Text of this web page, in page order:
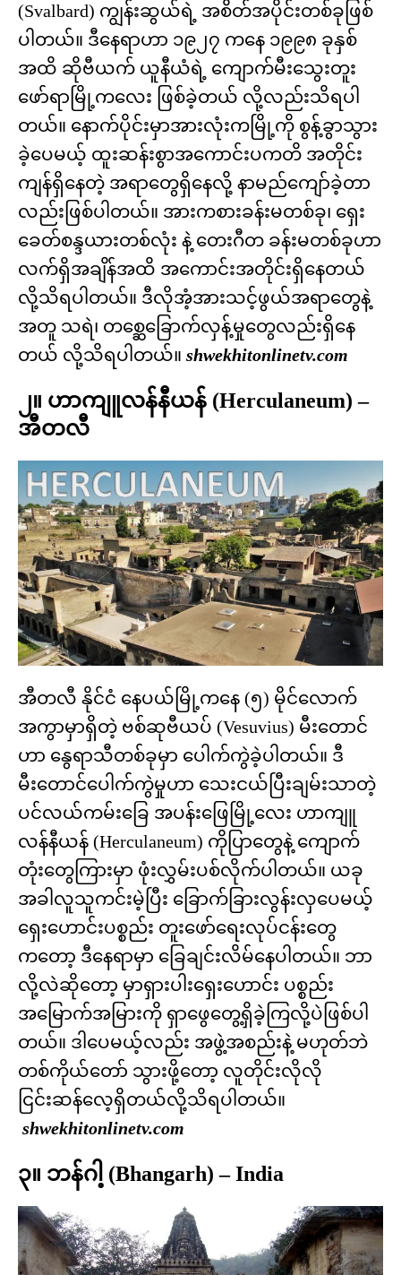
(Svalbard) ကျွန်းဆွယ်ရဲ့ အစိတ်အပိုင်းတစ်ခုဖြစ်
ပါတယ်။ ဒီနေရာဟာ ၁၉၂၇ ကနေ ၁၉၉၈ ခုနှစ်
အထိ ဆိုဗီယက် ယူနီယံရဲ့ ကျောက်မီးသွေးတူး
ဖော်ရာမြို့ကလေး ဖြစ်ခဲ့တယ် လို့လည်းသိရပါ
တယ်။ နောက်ပိုင်းမှာအားလုံးကမြို့ကို စွန့်ခွာသွား
ခဲ့ပေမယ့် ထူးဆန်းစွာအကောင်းပကတိ အတိုင်း
ကျန်ရှိနေတဲ့ အရာတွေရှိနေလို့ နာမည်ကျော်ခဲ့တာ
လည်းဖြစ်ပါတယ်။ အားကစားခန်းမတစ်ခု၊ ရှေး
ခေတ်စန္ဒယားတစ်လုံး နဲ့ တေးဂီတ ခန်းမတစ်ခုဟာ
လက်ရှိအချိန်အထိ အကောင်းအတိုင်းရှိနေတယ်
လို့သိရပါတယ်။ ဒီလိုအံ့အားသင့်ဖွယ်အရာတွေနဲ့
အတူ သရဲ၊ တစ္ဆေခြောက်လှန့်မှုတွေလည်းရှိနေ
တယ် လို့သိရပါတယ်။ shwekhitonlinetv.com
၂။ ဟာကျူလန်နီယန် (Herculaneum) –
အီတလီ
အီတလီ နိုင်ငံ နေပယ်မြို့ကနေ (၅) မိုင်လောက်
အကွာမှာရှိတဲ့ ဗစ်ဆုဗီယပ် (Vesuvius) မီးတောင်
ဟာ နွေရာသီတစ်ခုမှာ ပေါက်ကွဲခဲ့ပါတယ်။ ဒီ
မီးတောင်ပေါက်ကွဲမှုဟာ သေးငယ်ပြီးချမ်းသာတဲ့
ပင်လယ်ကမ်းခြေ အပန်းဖြေမြို့လေး ဟာကျူ
လန်နီယန် (Herculaneum) ကိုပြာတွေနဲ့ ကျောက်
တုံးတွေကြားမှာ ဖုံးလွှမ်းပစ်လိုက်ပါတယ်။ ယခု
အခါလူသူကင်းမဲ့ပြီး ခြောက်ခြားလွန်းလှပေမယ့်
ရှေးဟောင်းပစ္စည်း တူးဖော်ရေးလုပ်ငန်းတွေ
ကတော့ ဒီနေရာမှာ ခြေချင်းလိမ်နေပါတယ်။ ဘာ
လို့လဲဆိုတော့ မှာရှားပါးရှေးဟောင်း ပစ္စည်း
အမြောက်အမြားကို ရှာဖွေတွေ့ရှိခဲ့ကြလို့ပဲဖြစ်ပါ
တယ်။ ဒါပေမယ့်လည်း အဖွဲ့အစည်းနဲ့ မဟုတ်ဘဲ
တစ်ကိုယ်တော် သွားဖို့တော့ လူတိုင်းလိုလို
ငြင်းဆန်လေ့ရှိတယ်လို့သိရပါတယ်။
shwekhitonlinetv.com
၃။ ဘန်ဂါ့ (Bhangarh) – India